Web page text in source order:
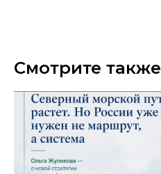
Смотрите также